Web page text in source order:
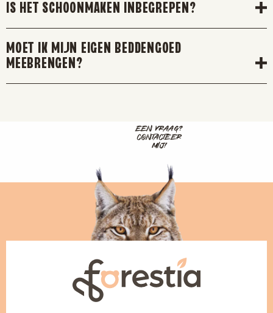
IS HET SCHOONMAKEN INBEGREPEN?
MOET IK MIJN EIGEN BEDDENGOED
MEEBRENGEN?
EEN VRAAG?
CONTACTEER
MIJ!